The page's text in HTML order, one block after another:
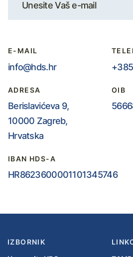
E-MAIL
info@hds.hr
ADRESA
Berislavićeva 9,
10000 Zagreb,
Hrvatska
OIB
IBAN HDS-A
HR8623600001101345746
IZBORNIK